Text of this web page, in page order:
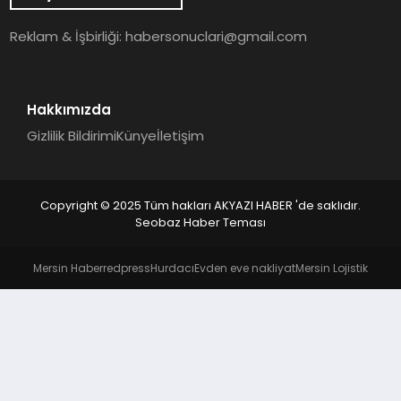
YAŞAM
Reklam & İşbirliği:habersonuclari@gmail.com
Hakkımızda
Gizlilik BildirimiKünyeİletişim
Copyright © 2025 Tüm hakları AKYAZI HABER 'de saklıdır.
Seobaz Haber Teması
Mersin HaberredpressHurdacıEvden eve nakliyatMersin Lojistik